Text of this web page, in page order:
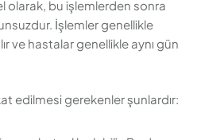
olarak, bu işlemlerden sonra
İşlemler genellikle
ve hastalar genellikle aynı gün
edilmesi gerekenler şunlardır: